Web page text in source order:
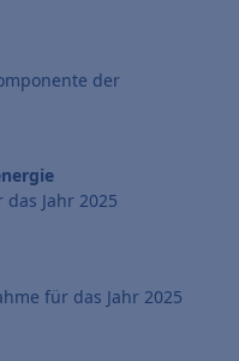
der
Jahr 2025
für das Jahr 2025